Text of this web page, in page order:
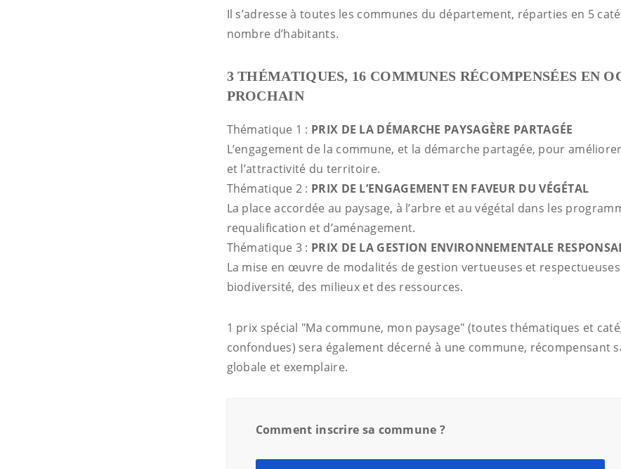
Il s’adresse à toutes les communes du département, réparties en 5
nombre d’habitants.
3 THÉMATIQUES, 16 COMMUNES RÉCOMPENSÉES EN
PROCHAIN
Thématique 1 : PRIX DE LA DÉMARCHE PAYSAGÈRE PARTAGÉE
L’engagement de la commune, et la démarche partagée, pour
et l’attractivité du territoire.
Thématique 2 : PRIX DE L’ENGAGEMENT EN FAVEUR DU VÉGÉTAL
La place accordée au paysage, à l’arbre et au végétal dans les
requalification et d’aménagement.
Thématique 3 : PRIX DE LA GESTION ENVIRONNEMENTALE
La mise en œuvre de modalités de gestion vertueuses et
biodiversité, des milieux et des ressources.
1 prix spécial "Ma commune, mon paysage" (toutes thématiques et
confondues) sera également décerné à une commune, récompensant
globale et exemplaire.
Comment inscrire sa commune ?